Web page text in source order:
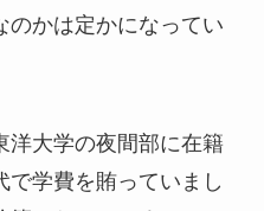
のかは定かになってい
洋大学の夜間部に在籍
で学費を賄っていまし